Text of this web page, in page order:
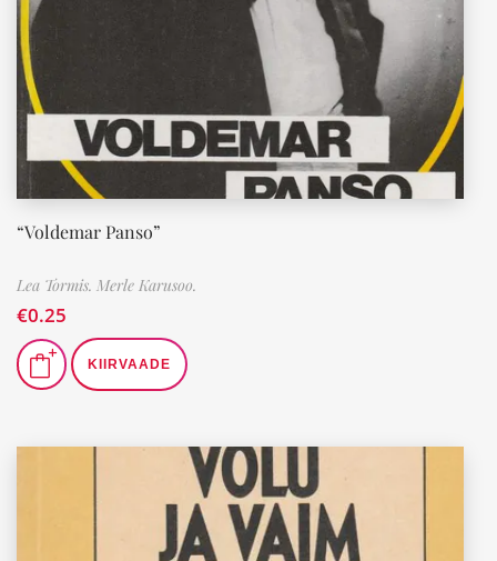
“Voldemar Panso”
Lea Tormis. Merle Karusoo.
€0.25
KIIRVAADE